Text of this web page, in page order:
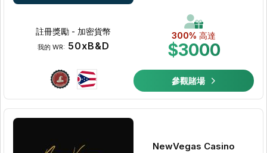
300% 高達
$3000
註冊獎勵 - 加密貨幣
我的 WR: 50xB&D
參觀賭場
NewVegas Casino